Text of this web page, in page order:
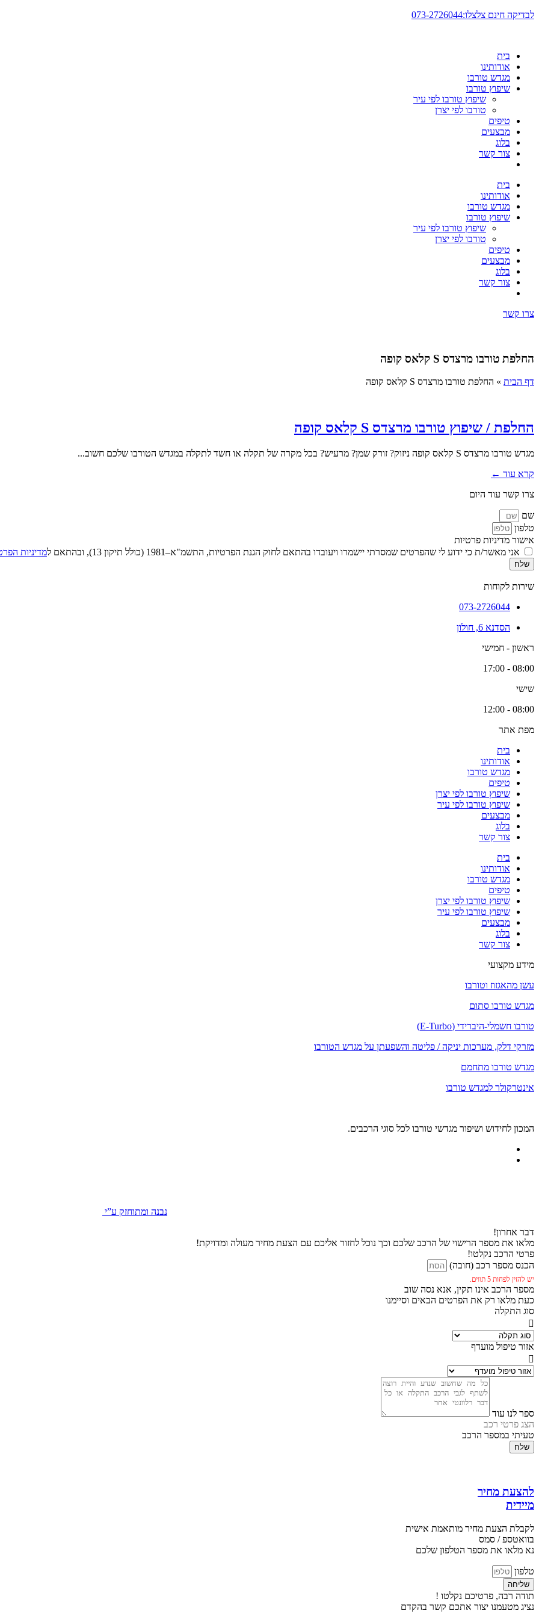
דלג
לבדיקה חינם צלצלו:073-2726044
בית
אודותינו
מגדש טורבו
שיפוץ טורבו
שיפוץ טורבו לפי עיר
טורבו לפי יצרן
טיפים
מבצעים
בלוג
צור קשר
בית
אודותינו
מגדש טורבו
שיפוץ טורבו
שיפוץ טורבו לפי עיר
טורבו לפי יצרן
טיפים
מבצעים
בלוג
צור קשר
צרו קשר
החלפת טורבו מרצדס S קלאס קופה
דף הבית » החלפת טורבו מרצדס S קלאס קופה
החלפת / שיפוץ טורבו מרצדס S קלאס קופה
מגדש טורבו מרצדס S קלאס קופה ניזוק? זורק שמן? מרעיש? בכל מקרה של תקלה או חשד לתקלה במגדש הטורבו שלכם חשוב...
קרא עוד ←
צרו קשר עוד היום
שם
טלפון
אישור מדיניות פרטיות
אני מאשר/ת כי ידוע לי שהפרטים שמסרתי יישמרו ויעובדו בהתאם לחוק הגנת הפרטיות, התשמ"א–1981 (כולל תיקון 13), ובהתאם ל
מדיניות
שלח
שירות לקוחות
073-2726044
הסדנא 6, חולון
ראשון - חמישי
08:00 - 17:00
שישי
08:00 - 12:00
מפת אתר
בית
אודותינו
מגדש טורבו
טיפים
שיפוץ טורבו לפי יצרן
שיפוץ טורבו לפי עיר
מבצעים
בלוג
צור קשר
בית
אודותינו
מגדש טורבו
טיפים
שיפוץ טורבו לפי יצרן
שיפוץ טורבו לפי עיר
מבצעים
בלוג
צור קשר
מידע מקצועי
עשן מהאגזוז וטורבו
מגדש טורבו סתום
טורבו חשמלי-היברידי (E-Turbo)
מזרקי דלק, מערכות יניקה / פליטה והשפעתן על מגדש הטורבו
מגדש טורבו מתחמם
אינטרקולר למגדש טורבו
המכון לחידוש ושיפור מגדשי טורבו לכל סוגי הרכבים.
נבנה ומתוחזק ע”י
דבר אחרון!
מלאו את מספר הרישוי של הרכב שלכם וכך נוכל לחזור אליכם עם הצעת מחיר מעולה ומדויקת!
פרטי הרכב נקלטו!
הכנס מספר רכב (חובה)
יש להזין לפחות 5 תווים.
מספר הרכב אינו תקין, אנא נסה שוב
כעת מלאו רק את הפרטים הבאים וסיימנו
סוג התקלה
אזור טיפול מועדף
ספר לנו עוד
הצג פרטי רכב
טעיתי במספר הרכב
שלח
להצעת מחיר
מיידית
לקבלת הצעת מחיר מותאמת אישית
בוואטספ / סמס
נא מלאו את מספר הטלפון שלכם
טלפון
שליחה
תודה רבה, פרטיכם נקלטו !
נציג מטעמנו יצור אתכם קשר בהקדם